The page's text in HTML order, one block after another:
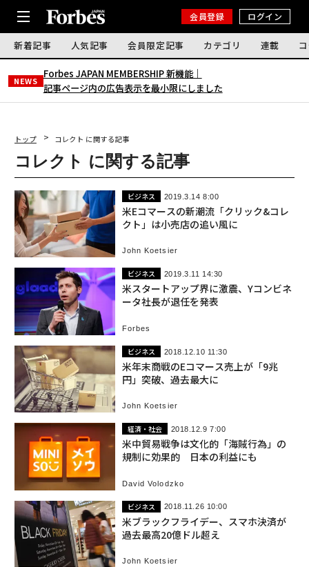
会員登録 ログイン
新着記事 人気記事 会員限定記事 カテゴリ 連載
NEWS
Forbes JAPAN MEMBERSHIP 新機能｜
記事ページ内の広告表示を最小限にしました
トップ コレクト に関する記事
コレクト に関する記事
ビジネス 2019.3.14 8:00
米Eコマースの新潮流「クリック&コレ
クト」は小売店の追い風に
John Koetsier
ビジネス 2019.3.11 14:30
米スタートアップ界に激震、Yコンビネ
ータ社長が退任を発表
Forbes
ビジネス 2018.12.10 11:30
米年末商戦のEコマース売上が「9兆
円」突破、過去最大に
John Koetsier
経済・社会 2018.12.9 7:00
米中貿易戦争は文化的「海賊行為」の
規制に効果的 日本の利益にも
David Volodzko
ビジネス 2018.11.26 10:00
米ブラックフライデー、スマホ決済が
過去最高20億ドル超え
John Koetsier